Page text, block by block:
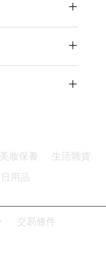
的香調香味
蠟、植物精油
美妝保養
生活雜貨
日用品
交易條件